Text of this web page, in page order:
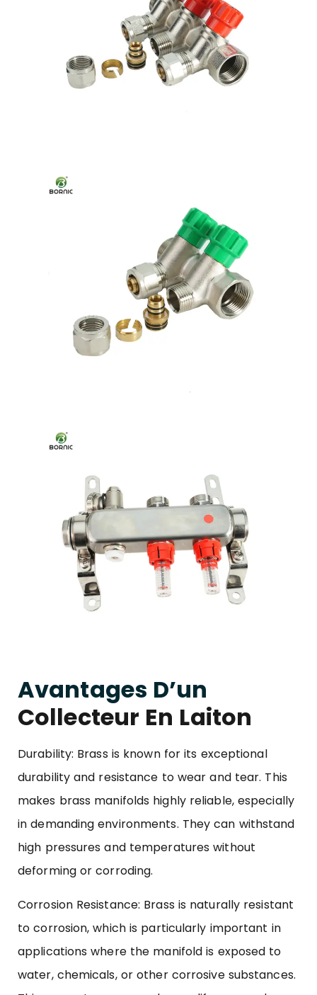
Avantages D’un
Collecteur En Laiton
Durability: Brass is known for its exceptional
durability and resistance to wear and tear. This
makes brass manifolds highly reliable, especially
in demanding environments. They can withstand
high pressures and temperatures without
deforming or corroding.
Corrosion Resistance: Brass is naturally resistant
to corrosion, which is particularly important in
applications where the manifold is exposed to
water, chemicals, or other corrosive substances.